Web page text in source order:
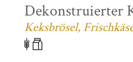
Dekonstruierter
Keksbrösel,